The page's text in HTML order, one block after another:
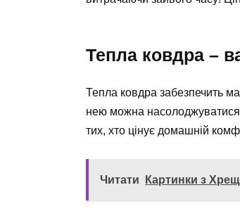
Тепла ковдра –
Тепла ковдра забезпечить
нею можна
тих, хто цінує домашній
Читати Картинки з